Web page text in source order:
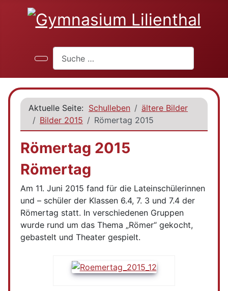
Aktuelle Seite: Schulleben
ältere Bilder
Bilder 2015
Römertag 2015
Römertag 2015
Römertag
Am 11. Juni 2015 fand für die Lateinschülerinnen
und – schüler der Klassen 6.4, 7. 3 und 7.4 der
Römertag statt. In verschiedenen Gruppen
wurde rund um das Thema „Römer“ gekocht,
gebastelt und Theater gespielt.